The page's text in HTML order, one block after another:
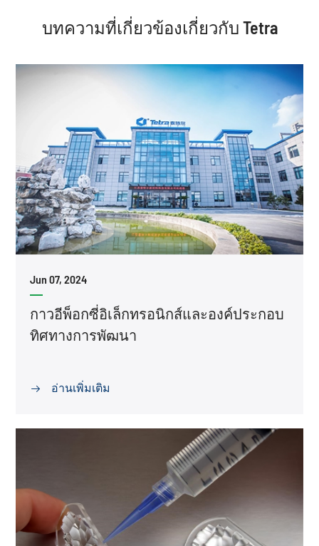
บทความที่เกี่ยวข้องเกี่ยวกับ Tetra
Jun 07, 2024
กาวอีพ็อกซี่อิเล็กทรอนิกส์และองค์ประกอบ
ทิศทางการพัฒนา
 อ่านเพิ่มเติม